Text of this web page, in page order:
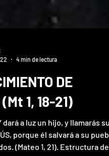
DE
1, 18-21)
dará a luz un hijo, y llamarás su
porque él salvará a su